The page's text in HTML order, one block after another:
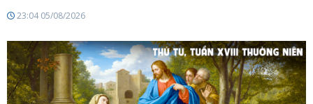
23:04 05/08/2026